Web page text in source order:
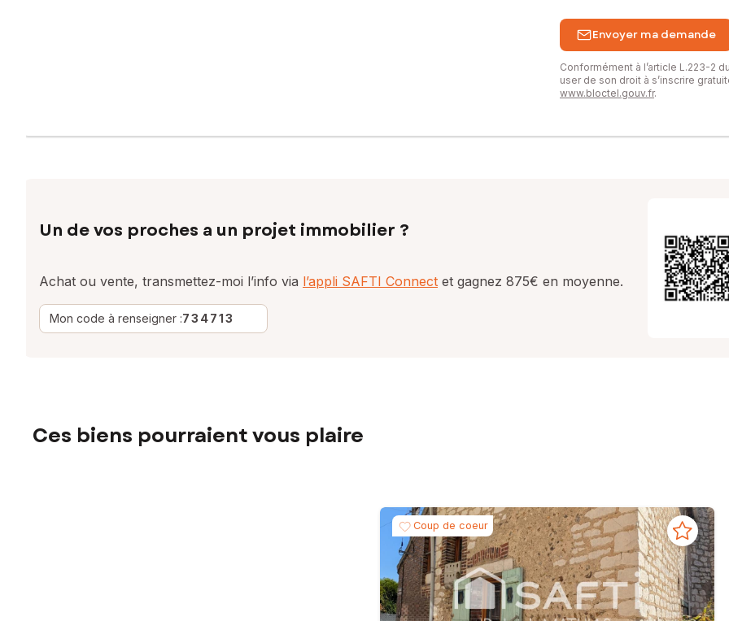
Envoyer ma demande
Conformément à l’article L.223-2
user de son droit à s’inscrire
www.bloctel.gouv.fr.
Un de vos proches a un projet immobilier ?
Achat ou vente, transmettez-moi l’info via l’appli SAFTI Connect et gagnez 875€ en moyenne.
Mon code à renseigner :734713
Ces biens pourraient vous plaire
Coup de coeur